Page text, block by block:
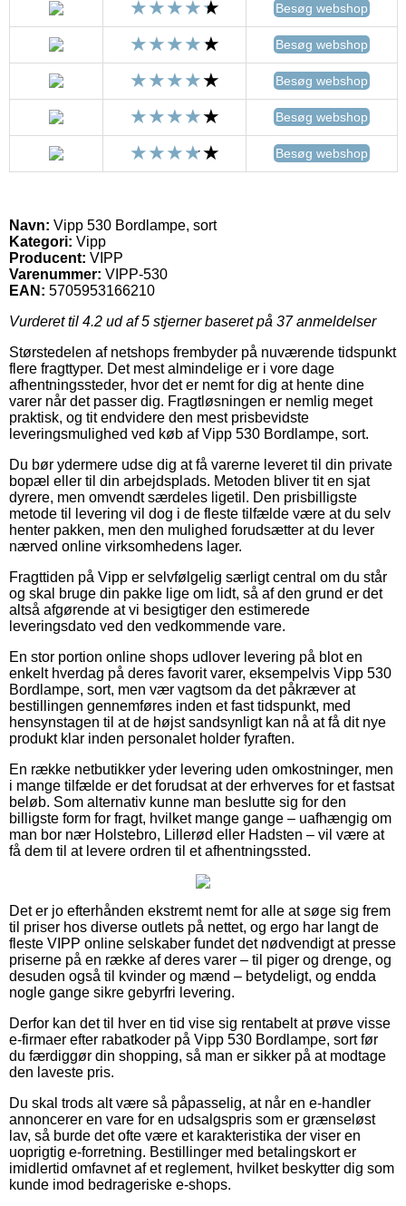
Besøg webshop
Besøg webshop
Besøg webshop
Besøg webshop
Besøg webshop
Navn: Vipp 530 Bordlampe, sort
Kategori: Vipp
Producent: VIPP
Varenummer: VIPP-530
EAN: 5705953166210
Vurderet til 4.2 ud af 5 stjerner baseret på 37anmeldelser
Størstedelen af netshops frembyder på nuværende tidspunkt
flere fragttyper. Det mest almindelige er i vore dage
afhentningssteder, hvor det er nemt for dig at hente dine
varer når det passer dig. Fragtløsningen er nemlig meget
praktisk, og tit endvidere den mest prisbevidste
leveringsmulighed ved køb af Vipp 530 Bordlampe, sort.
Du bør ydermere udse dig at få varerne leveret til din private
bopæl eller til din arbejdsplads. Metoden bliver tit en sjat
dyrere, men omvendt særdeles ligetil. Den prisbilligste
metode til levering vil dog i de fleste tilfælde være at du selv
henter pakken, men den mulighed forudsætter at du lever
nærved online virksomhedens lager.
Fragttiden på Vipp er selvfølgelig særligt central om du står
og skal bruge din pakke lige om lidt, så af den grund er det
altså afgørende at vi besigtiger den estimerede
leveringsdato ved den vedkommende vare.
En stor portion online shops udlover levering på blot en
enkelt hverdag på deres favorit varer, eksempelvis Vipp 530
Bordlampe, sort, men vær vagtsom da det påkræver at
bestillingen gennemføres inden et fast tidspunkt, med
hensynstagen til at de højst sandsynligt kan nå at få dit nye
produkt klar inden personalet holder fyraften.
En række netbutikker yder levering uden omkostninger, men
i mange tilfælde er det forudsat at der erhverves for et fastsat
beløb. Som alternativ kunne man beslutte sig for den
billigste form for fragt, hvilket mange gange – uafhængig om
man bor nær Holstebro, Lillerød eller Hadsten – vil være at
få dem til at levere ordren til et afhentningssted.
Det er jo efterhånden ekstremt nemt for alle at søge sig frem
til priser hos diverse outlets på nettet, og ergo har langt de
fleste VIPP online selskaber fundet det nødvendigt at presse
priserne på en række af deres varer – til piger og drenge, og
desuden også til kvinder og mænd – betydeligt, og endda
nogle gange sikre gebyrfri levering.
Derfor kan det til hver en tid vise sig rentabelt at prøve visse
e-firmaer efter rabatkoder på Vipp 530 Bordlampe, sort før
du færdiggør din shopping, så man er sikker på at modtage
den laveste pris.
Du skal trods alt være så påpasselig, at når en e-handler
annoncerer en vare for en udsalgspris som er grænseløst
lav, så burde det ofte være et karakteristika der viser en
uoprigtig e-forretning. Bestillinger med betalingskort er
imidlertid omfavnet af et reglement, hvilket beskytter dig som
kunde imod bedrageriske e-shops.